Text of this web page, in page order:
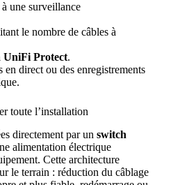
à une surveillance
le nombre de câbles à
UniFi Protect.
en direct ou des enregistrements
toute l’installation
directement parun switch
alimentation électrique
Cette architecture
le terrain : réduction du câblage